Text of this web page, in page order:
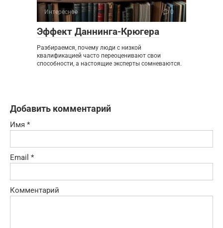
Интересное 0
Эффект Даннинга-Крюгера
Разбираемся, почему люди с низкой
квалификацией часто переоценивают свои
способности, а настоящие эксперты сомневаются.
Добавить комментарий
Имя *
Email *
Комментарий